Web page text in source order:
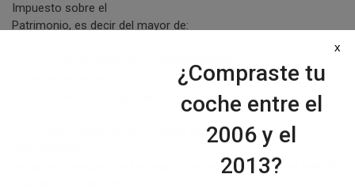
Impuesto sobre el
Patrimonio, es decir del mayor de:
el valor, contraprestación o precio de adquisición.
La cesión gratuita de un inmueble no constituye un
ya que no cumple con los requisitos establecidos en el artículo
¿Compraste tu
coche entre el
2006 y el
2013?
x